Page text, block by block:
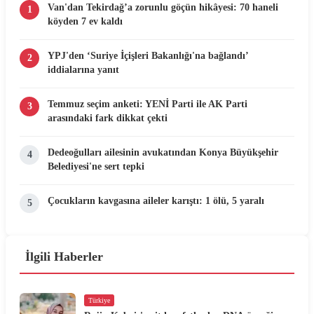
1
Van'dan Tekirdağ’a zorunlu göçün hikâyesi: 70 haneli
köyden 7 ev kaldı
2
YPJ'den ‘Suriye İçişleri Bakanlığı'na bağlandı’
iddialarına yanıt
3
Temmuz seçim anketi: YENİ Parti ile AK Parti
arasındaki fark dikkat çekti
4
Dedeoğulları ailesinin avukatından Konya Büyükşehir
Belediyesi'ne sert tepki
5 Çocukların kavgasına aileler karıştı: 1 ölü, 5 yaralı
İlgili Haberler
Türkiye